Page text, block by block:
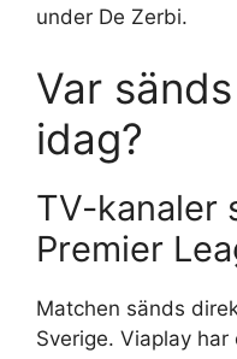
under De Zerbi.
Var
idag?
TV-kanaler
Premier
Matchen sänds
Sverige. Viaplay